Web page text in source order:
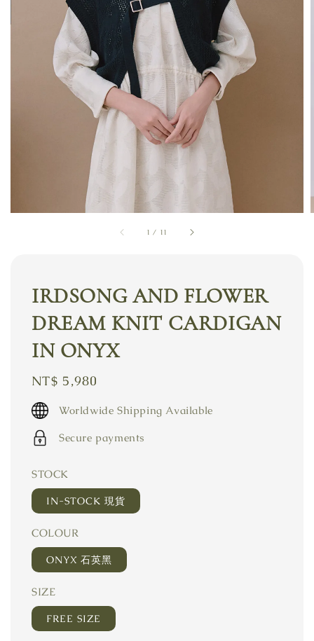
1 / 11
IRDSONG AND FLOWER
DREAM KNIT CARDIGAN
IN ONYX
Regular
price
NT$ 5,980
Worldwide Shipping Available
Secure payments
STOCK
IN-STOCK 現貨
COLOUR
ONYX 石英黑
SIZE
FREE SIZE